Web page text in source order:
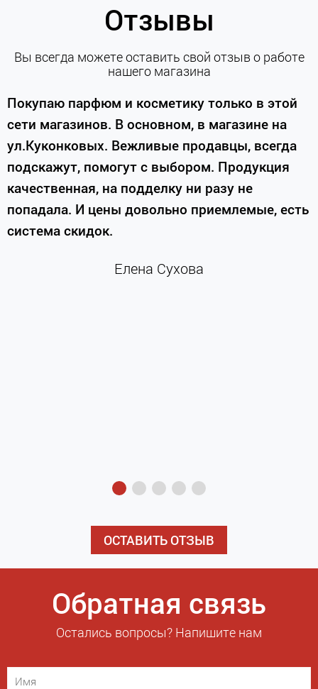
Отзывы
Вы всегда можете оставить свой отзыв о работе
нашего магазина
Покупаю парфюм и косметику только в этой
сети магазинов. В основном, в магазине на
ул.Куконковых. Вежливые продавцы, всегда
подскажут, помогут с выбором. Продукция
качественная, на подделку ни разу не
попадала. И цены довольно приемлемые, есть
система скидок.
Елена Сухова
ОСТАВИТЬ ОТЗЫВ
Обратная связь
Остались вопросы? Напишите нам